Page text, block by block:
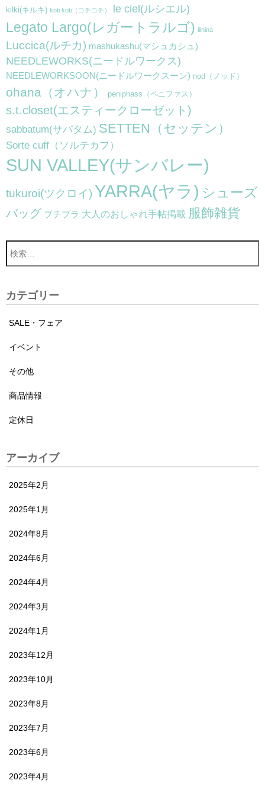
kilki(キルキ) koti koti（コチコチ） le ciel(ルシエル)
Legato Largo(レガートラルゴ) lilnina
Luccica(ルチカ) mashukashu(マシュカシュ)
NEEDLEWORKS(ニードルワークス)
NEEDLEWORKSOON(ニードルワークスーン) nod（ノッド）
ohana（オハナ） peniphass（ペニファス）
s.t.closet(エスティークローゼット)
sabbatum(サバタム) SETTEN（セッテン）
Sorte cuff（ソルテカフ）
SUN VALLEY(サンバレー)
tukuroi(ツクロイ) YARRA(ヤラ) シューズ
バッグ プチプラ 大人のおしゃれ手帖掲載 服飾雑貨
カテゴリー
SALE・フェア
イベント
その他
商品情報
定休日
アーカイブ
2025年2月
2025年1月
2024年8月
2024年6月
2024年4月
2024年3月
2024年1月
2023年12月
2023年10月
2023年8月
2023年7月
2023年6月
2023年4月